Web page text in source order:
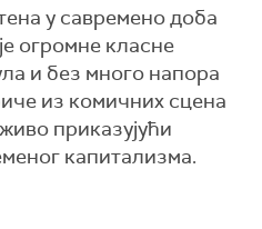
у савремено доба
огромне класне
и без много напора
из комичних сцена
приказујући
капитализма.